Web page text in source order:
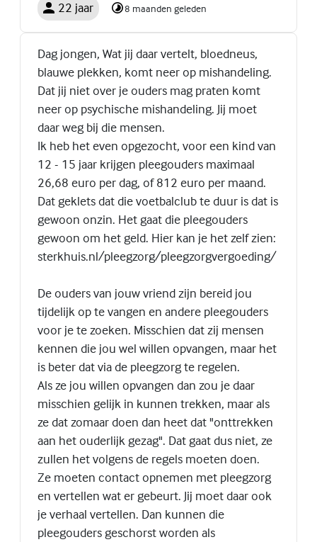
22 jaar 8 maanden geleden
Dag jongen, Wat jij daar vertelt, bloedneus,
blauwe plekken, komt neer op mishandeling.
Dat jij niet over je ouders mag praten komt
neer op psychische mishandeling. Jij moet
daar weg bij die mensen.
Ik heb het even opgezocht, voor een kind van
12 - 15 jaar krijgen pleegouders maximaal
26,68 euro per dag, of 812 euro per maand.
Dat geklets dat die voetbalclub te duur is dat is
gewoon onzin. Het gaat die pleegouders
gewoon om het geld. Hier kan je het zelf zien:
sterkhuis.nl/pleegzorg/pleegzorgvergoeding/
De ouders van jouw vriend zijn bereid jou
tijdelijk op te vangen en andere pleegouders
voor je te zoeken. Misschien dat zij mensen
kennen die jou wel willen opvangen, maar het
is beter dat via de pleegzorg te regelen.
Als ze jou willen opvangen dan zou je daar
misschien gelijk in kunnen trekken, maar als
ze dat zomaar doen dan heet dat "onttrekken
aan het ouderlijk gezag". Dat gaat dus niet, ze
zullen het volgens de regels moeten doen.
Ze moeten contact opnemen met pleegzorg
en vertellen wat er gebeurt. Jij moet daar ook
je verhaal vertellen. Dan kunnen die
pleegouders geschorst worden als